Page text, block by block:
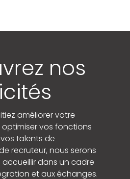
nos
améliorer votre
vos fonctions
talents de
recruteur, nous serons
accueillir dans un cadre
et aux échanges.